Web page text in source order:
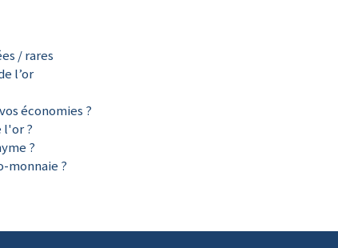
/ rares
l’or
économies ?
l'or ?
?
monnaie ?